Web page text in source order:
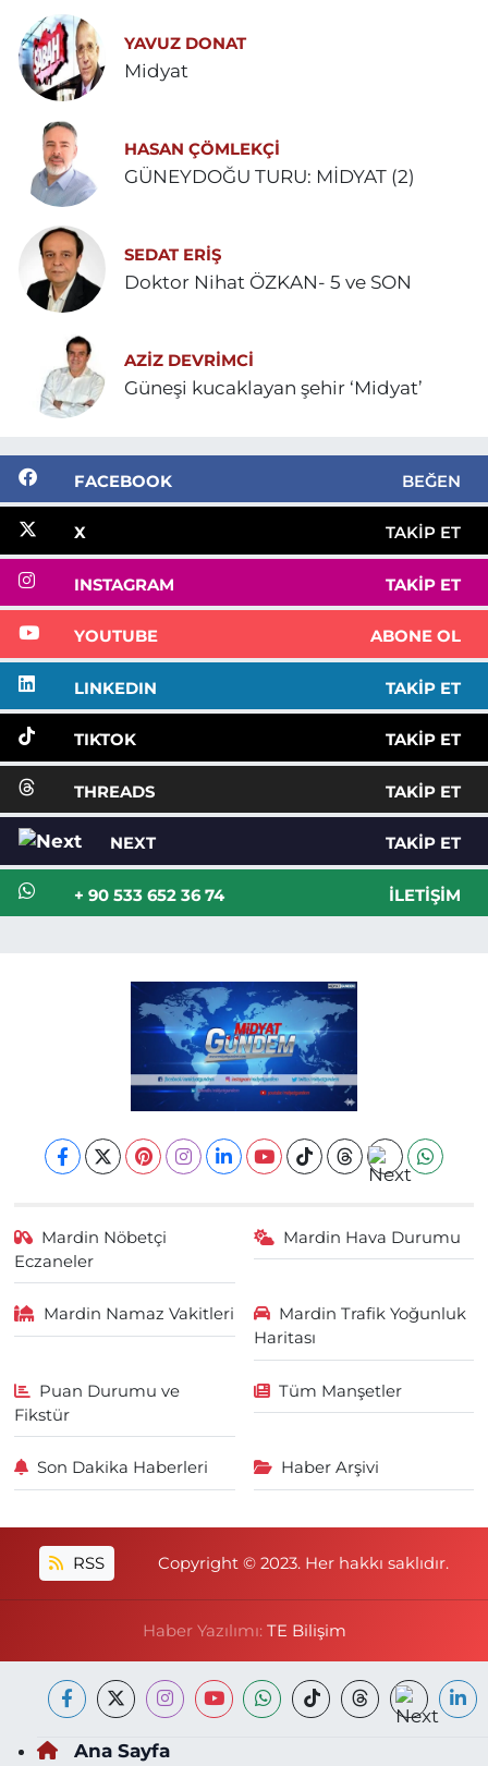
YAVUZ DONAT
Midyat
HASAN ÇÖMLEKÇİ
GÜNEYDOĞU TURU: MİDYAT (2)
SEDAT ERİŞ
Doktor Nihat ÖZKAN- 5 ve SON
AZIZ DEVRIMCI
Güneşi kucaklayan şehir ‘Midyat’
FACEBOOK BEĞEN
X TAKIP ET
INSTAGRAM TAKIP ET
YOUTUBE ABONE OL
LINKEDIN TAKIP ET
TIKTOK TAKIP ET
THREADS TAKIP ET
NEXT TAKIP ET
+ 90 533 652 36 74 İLETIŞIM
Mardin Nöbetçi
Eczaneler
Mardin Hava Durumu
Mardin Namaz Vakitleri
Mardin Trafik Yoğunluk
Haritası
Puan Durumu ve
Fikstür
Tüm Manşetler
Son Dakika Haberleri Haber Arşivi
RSS Copyright © 2023. Her hakkı saklıdır.
Haber Yazılımı: TE Bilişim
Ana Sayfa